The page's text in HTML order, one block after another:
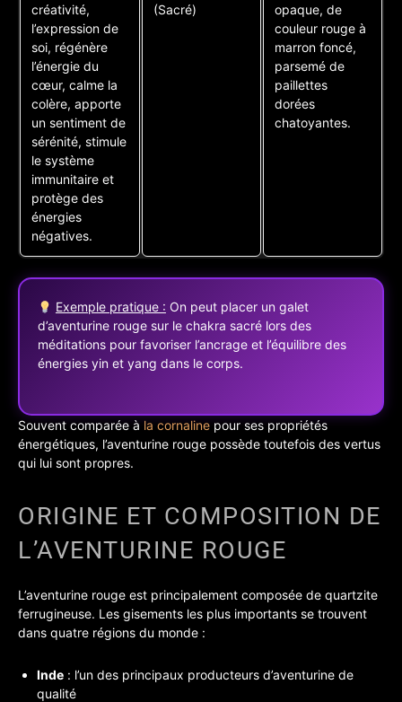
créativité,
l’expression de
soi, régénère
l’énergie du
cœur, calme la
colère, apporte
un sentiment de
sérénité, stimule
le système
immunitaire et
protège des
énergies
négatives.
(Sacré)
opaque, de
couleur rouge à
marron foncé,
parsemé de
paillettes
dorées
chatoyantes.
Exemple pratique : On peut placer un galet
d’aventurine rouge sur le chakra sacré lors des
méditations pour favoriser l’ancrage et l’équilibre des
énergies yin et yang dans le corps.
Souvent comparée à la cornaline pour ses propriétés
énergétiques, l’aventurine rouge possède toutefois des vertus
qui lui sont propres.
ORIGINE ET COMPOSITION DE
L’AVENTURINE ROUGE
L’aventurine rouge est principalement composée de quartzite
ferrugineuse. Les gisements les plus importants se trouvent
dans quatre régions du monde :
Inde : l’un des principaux producteurs d’aventurine de
qualité